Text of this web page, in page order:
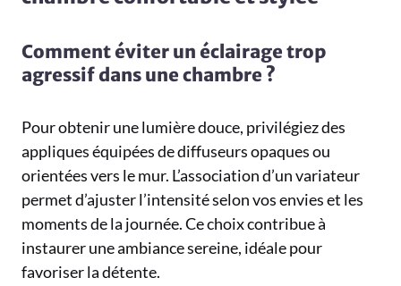
Comment éviter un éclairage trop
agressif dans une chambre ?
Pour obtenir une lumière douce, privilégiez des
appliques équipées de diffuseurs opaques ou
orientées vers le mur. L’association d’un variateur
permet d’ajuster l’intensité selon vos envies et les
moments de la journée. Ce choix contribue à
instaurer une ambiance sereine, idéale pour
favoriser la détente.